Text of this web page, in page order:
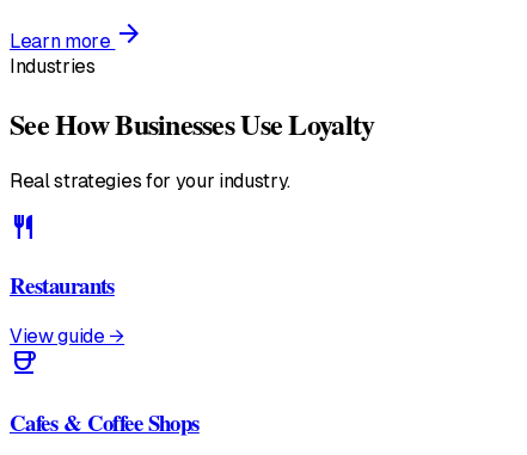
Learn more arrow_forward
Industries
See How Businesses Use Loyalty
Real strategies for your industry.
restaurant
Restaurants
View guide →
coffee
Cafes & Coffee Shops